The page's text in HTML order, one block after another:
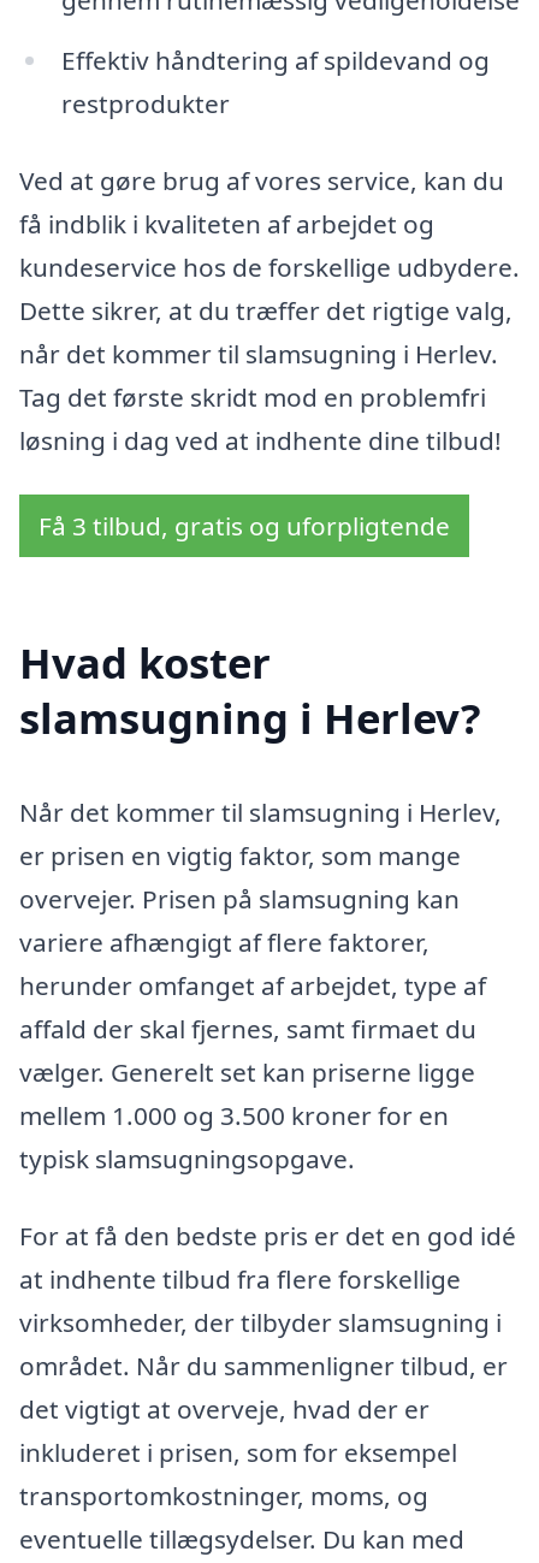
Effektiv håndtering af spildevand og
restprodukter
Ved at gøre brug af vores service, kan du
få indblik i kvaliteten af arbejdet og
kundeservice hos de forskellige udbydere.
Dette sikrer, at du træffer det rigtige valg,
når det kommer til slamsugning i Herlev.
Tag det første skridt mod en problemfri
løsning i dag ved at indhente dine tilbud!
Få 3 tilbud, gratis og uforpligtende
Hvad koster
slamsugning i Herlev?
Når det kommer til slamsugning i Herlev,
er prisen en vigtig faktor, som mange
overvejer. Prisen på slamsugning kan
variere afhængigt af flere faktorer,
herunder omfanget af arbejdet, type af
affald der skal fjernes, samt firmaet du
vælger. Generelt set kan priserne ligge
mellem 1.000 og 3.500 kroner for en
typisk slamsugningsopgave.
For at få den bedste pris er det en god idé
at indhente tilbud fra flere forskellige
virksomheder, der tilbyder slamsugning i
området. Når du sammenligner tilbud, er
det vigtigt at overveje, hvad der er
inkluderet i prisen, som for eksempel
transportomkostninger, moms, og
eventuelle tillægsydelser. Du kan med